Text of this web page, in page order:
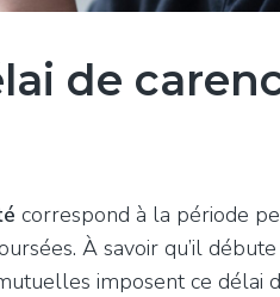
de
correspond à la période
À savoir qu’il
imposent ce délai